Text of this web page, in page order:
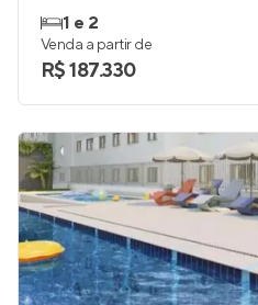
1 e 2
Venda a partir de
R$ 187.330